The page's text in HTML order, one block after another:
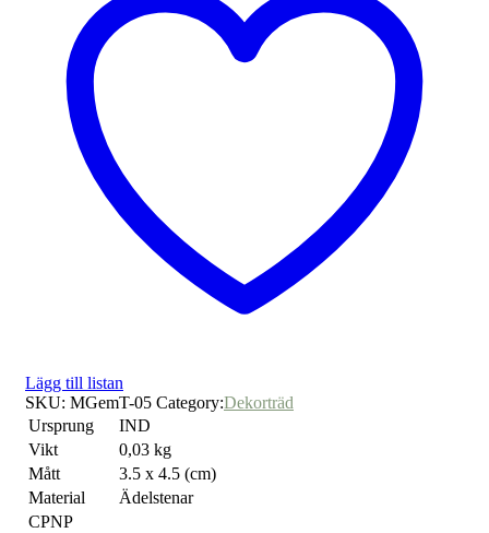
Lägg till listan
SKU: MGemT-05 Category:Dekorträd
Ursprung
IND
Vikt
0,03 kg
Mått
3.5 x 4.5 (cm)
Material
Ädelstenar
CPNP